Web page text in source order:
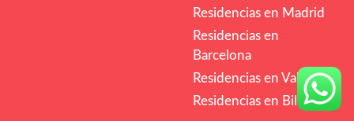
Residencias en Madrid
Residencias en
Barcelona
Residencias en Valencia
Residencias en Bilbao